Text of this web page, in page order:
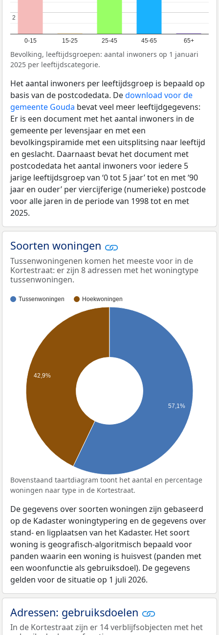
0-15 15-25 25-45 45-65 65+
2
2
Bevolking, leeftijdsgroepen: aantal inwoners op 1 januari
2025 per leeftijdscategorie.
Het aantal inwoners per leeftijdsgroep is bepaald op
basis van de postcodedata. Dedownload voor de
gemeente Gouda bevat veel meer leeftijdgegevens:
Er is een document met het aantal inwoners in de
gemeente per levensjaar en met een
bevolkingspiramide met een uitsplitsing naar leeftijd
en geslacht. Daarnaast bevat het document met
postcodedata het aantal inwoners voor iedere 5
jarige leeftijdsgroep van ‘0 tot 5 jaar’ tot en met ‘90
jaar en ouder’ per viercijferige (numerieke) postcode
voor alle jaren in de periode van 1998 tot en met
2025.
Soorten woningen
Tussenwoningenen komen het meeste voor in de
Kortestraat: er zijn 8 adressen met het woningtype
tussenwoningen.
Tussenwoningen Hoekwoningen
42,9%
57,1%
Bovenstaand taartdiagram toont het aantal en percentage
woningen naar type in de Kortestraat.
De gegevens over soorten woningen zijn gebaseerd
op de Kadaster woningtypering en de gegevens over
stand- en ligplaatsen van het Kadaster. Het soort
woning is geografisch-algoritmisch bepaald voor
panden waarin een woning is huisvest (panden met
een woonfunctie als gebruiksdoel). De gegevens
gelden voor de situatie op 1 juli 2026.
Adressen: gebruiksdoelen
In de Kortestraat zijn er 14 verblijfsobjecten met het